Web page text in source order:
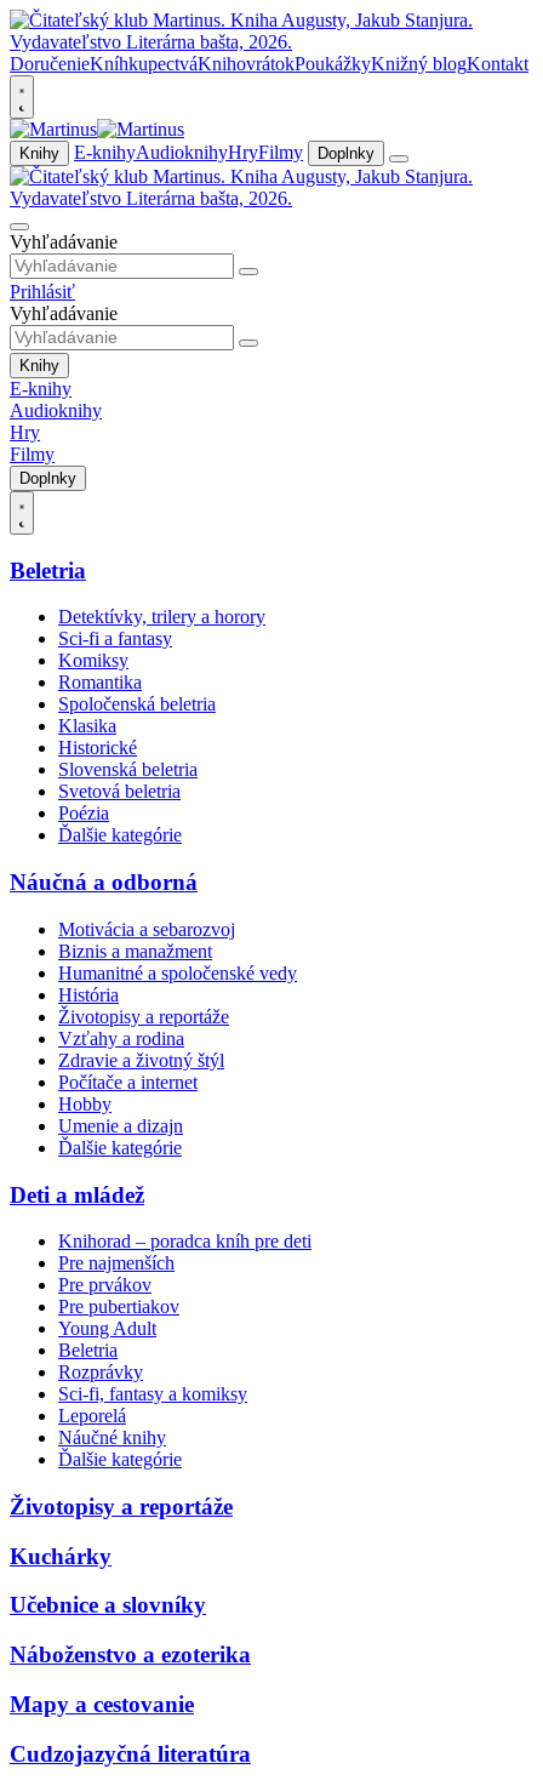
DoručenieKníhkupectváKnihovrátokPoukážkyKnižný blogKontakt
Knihy E-knihyAudioknihyHryFilmy Doplnky
Vyhľadávanie
Prihlásiť
Vyhľadávanie
Knihy
E-knihy
Audioknihy
Hry
Filmy
Doplnky
Beletria
Detektívky, trilery a horory
Sci-fi a fantasy
Komiksy
Romantika
Spoločenská beletria
Klasika
Historické
Slovenská beletria
Svetová beletria
Poézia
Ďalšie kategórie
Náučná a odborná
Motivácia a sebarozvoj
Biznis a manažment
Humanitné a spoločenské vedy
História
Životopisy a reportáže
Vzťahy a rodina
Zdravie a životný štýl
Počítače a internet
Hobby
Umenie a dizajn
Ďalšie kategórie
Deti a mládež
Knihorad – poradca kníh pre deti
Pre najmenších
Pre prvákov
Pre pubertiakov
Young Adult
Beletria
Rozprávky
Sci-fi, fantasy a komiksy
Leporelá
Náučné knihy
Ďalšie kategórie
Životopisy a reportáže
Kuchárky
Učebnice a slovníky
Náboženstvo a ezoterika
Mapy a cestovanie
Cudzojazyčná literatúra